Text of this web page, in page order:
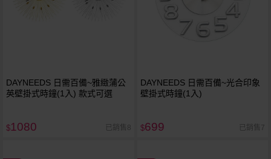
DAYNEEDS 日需百備~雅緻蒲公
英壁掛式時鐘(1入) 款式可選
$1080 已銷售8
DAYNEEDS 日需百備~光合印象
壁掛式時鐘(1入)
$699 已銷售7